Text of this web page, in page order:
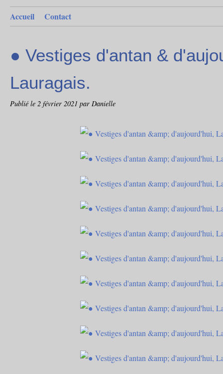
Accueil Contact
● Vestiges d'antan &
Lauragais.
Publié le 2 février 2021 par Danielle